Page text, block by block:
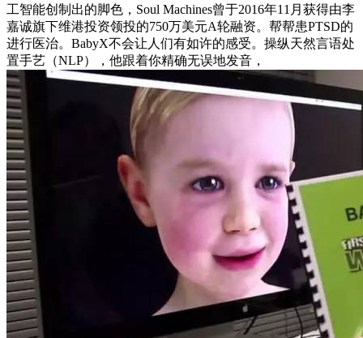
工智能创制出的脚色，Soul Machines曾于2016年11月获得由李
嘉诚旗下维港投资领投的750万美元A轮融资。帮帮患PTSD的
进行医治。BabyX不会让人们有如许的感受。操纵天然言语处
置手艺（NLP），他跟着你精确无误地发音，